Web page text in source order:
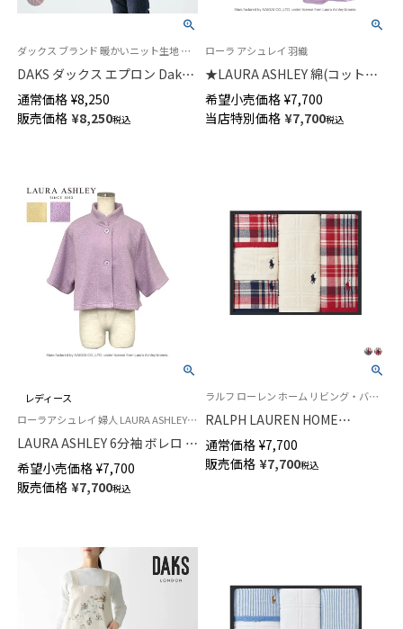
ダックス ブランド 暖かいニット生地 セツキ 袖なし エプロン
DAKS ダックス エプロン Daks
Monogram柄 ニットジャガー
ド 後ボタン 背付き レディース
70094023
通常価格 ¥8,250
販売価格 ¥8,250税込
ローラ アシュレイ 羽織
★LAURA ASHLEY 綿(コット
ン)100％ 長め丈ベスト ジレ 無
地 レディース 73286072
希望小売価格 ¥7,700
当店特別価格 ¥7,700税込
レディース
ローラアシュレイ 婦人 LAURA ASHLEY 寝巻 部屋着 冬 羽織り
LAURA ASHLEY 6分袖 ボレロ 無
地 ボアフリース レディース 中
わたキルト 73285240
希望小売価格 ¥7,700
販売価格 ¥7,700税込
ラルフ ローレン ホーム リビング・バス用品
RALPH LAUREN HOME
Edgartown Madras Gauze &
Large Windowpane ハンドタ
オル3枚、フェイスタオル 2枚セ
通常価格 ¥7,700
販売価格 ¥7,700税込